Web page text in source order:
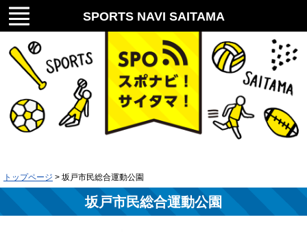
スポナビ！サイタマ！
メニ
ュー
SPORTS NAVI SAITAMA
トップページ > 坂戸市民総合運動公園
坂戸市民総合運動公園